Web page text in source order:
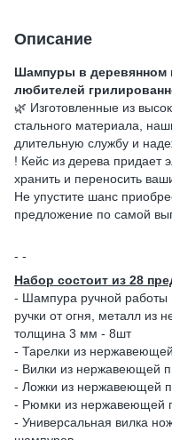
Описание
Шампуры в деревянном
любителей
🌿 Изготовленные из
стального материала,
длительную службу и
! Кейс из дерева придает
хранить и переносить
Не упустите шанс
предложение по самой
- -
Набор состоит из 28
- Шампура ручной работы
ручки от огня, металл из
толщина 3 мм - 8шт
- Тарелки из
- Вилки из нержавеющей
- Ложки из нержавеющей
- Рюмки из нержавеющей
- Универсальная вилка